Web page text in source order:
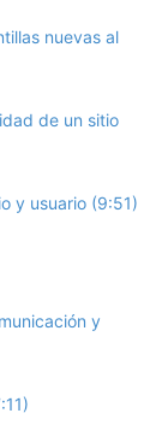
nuevas al
de un sitio
y usuario (9:51)
y